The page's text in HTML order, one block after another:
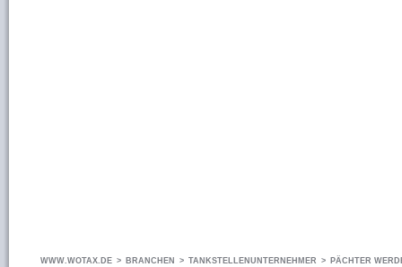
WWW.WOTAX.DE > BRANCHEN > TANKSTELLENUNTERNEHMER >
PÄCHTER